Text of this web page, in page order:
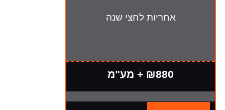
אחריות לחצי שנה
₪880 + מע"מ